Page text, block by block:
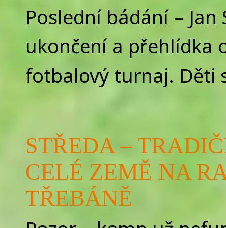
Poslední bádání –
ukončení a přehlídka
fotbalový turnaj. Děti
STŘEDA –
CELÉ ZEMĚ NA
TŘEBÁNĚ